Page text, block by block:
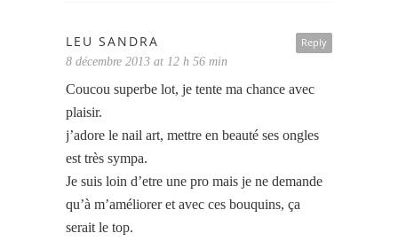
Reply
LEU SANDRA
8 décembre 2013 at 12 h 56 min
Coucou superbe lot, je tente ma chance avec
plaisir.
j’adore le nail art, mettre en beauté ses ongles
est très sympa.
Je suis loin d’etre une pro mais je ne demande
qu’à m’améliorer et avec ces bouquins, ça
serait le top.